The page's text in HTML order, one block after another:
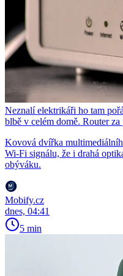
Neznalí elektrikáři ho tam
blbě v celém domě. Router
Kovová dvířka
Wi-Fi signálu, že i drahá
obýváku.
Mobify.cz
dnes, 04:41
5 min